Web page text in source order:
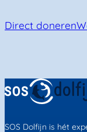
Direct doneren
SOS Dolfijn is hét